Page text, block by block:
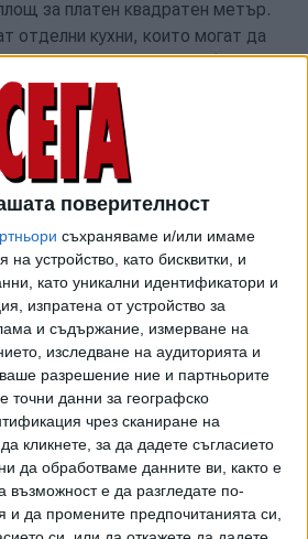
поверителност
съхраняваме и/или имаме
устройство, като бисквитки, и
като уникални идентификатори и
изпратена от устройство за
и съдържание, измерване на
изследване на аудиторията и
разрешение ние и партньорите
точни данни за географско
чрез сканиране на
кликнете, за да дадете съгласието
да обработваме данните ви, както е
възможност е да разгледате по-
да промените предпочитанията си,
за платен квадратен метър.
отделни кухни, които могат да
спални или офиси, а
в помещения.
жилища също може да е
цели - за отдаване под
са по-ниската стойност на
и предимството на добрата
на този тип строителство се
му в по-стари квартали с
обществени услуги и
по-големи зелени площи и
посочват от компанията и
понякога надделяват в
на по-новите жилищни
жилища в този сегмент е